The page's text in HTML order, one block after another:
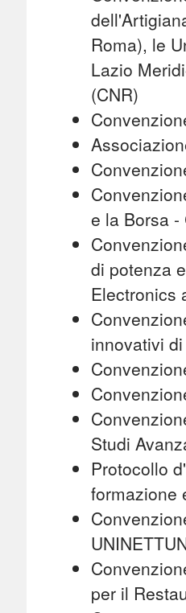
Roma), le
Lazio
(CNR)
e la Borsa -
di potenza
Electronics
innovativi
Studi
Protocollo
formazione
per il